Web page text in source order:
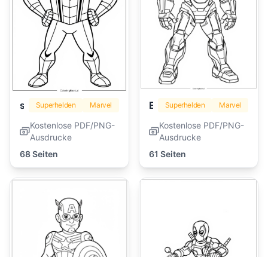
Superhelden Marvel
Kostenlose PDF/PNG-
Ausdrucke
68 Seiten
Superhelden Marvel
Kostenlose PDF/PNG-
Ausdrucke
61 Seiten